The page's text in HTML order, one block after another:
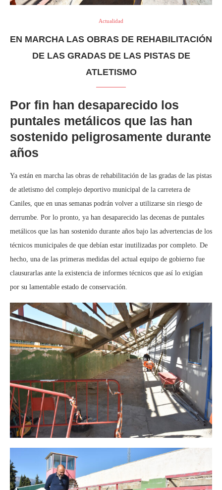
Actualidad
EN MARCHA LAS OBRAS DE REHABILITACIÓN
DE LAS GRADAS DE LAS PISTAS DE
ATLETISMO
Por fin han desaparecido los
puntales metálicos que las han
sostenido peligrosamente durante
años
Ya están en marcha las obras de rehabilitación de las gradas de las pistas
de atletismo del complejo deportivo municipal de la carretera de
Caniles, que en unas semanas podrán volver a utilizarse sin riesgo de
derrumbe. Por lo pronto, ya han desaparecido las decenas de puntales
metálicos que las han sostenido durante años bajo las advertencias de los
técnicos municipales de que debían estar inutilizadas por completo. De
hecho, una de las primeras medidas del actual equipo de gobierno fue
clausurarlas ante la existencia de informes técnicos que así lo exigían
por su lamentable estado de conservación.